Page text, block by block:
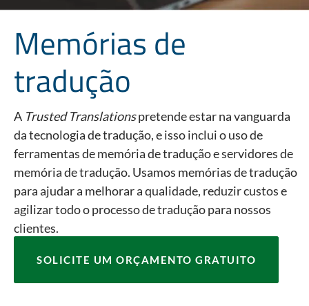
Memórias de
tradução
A Trusted Translationspretende estar na vanguarda
da tecnologia de tradução, e isso inclui o uso de
ferramentas de memória de tradução e servidores de
memória de tradução. Usamos memórias de tradução
para ajudar a melhorar a qualidade, reduzir custos e
agilizar todo o processo de tradução para nossos
clientes.
SOLICITE UM ORÇAMENTO GRATUITO